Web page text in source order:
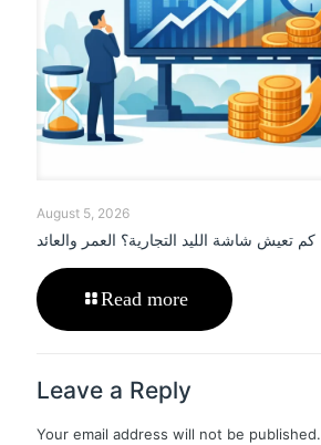
August 5, 2026
كم تعيش شاشة الليد التجارية؟ العمر والعائد
Read more
Leave a Reply
Your email address will not be published.